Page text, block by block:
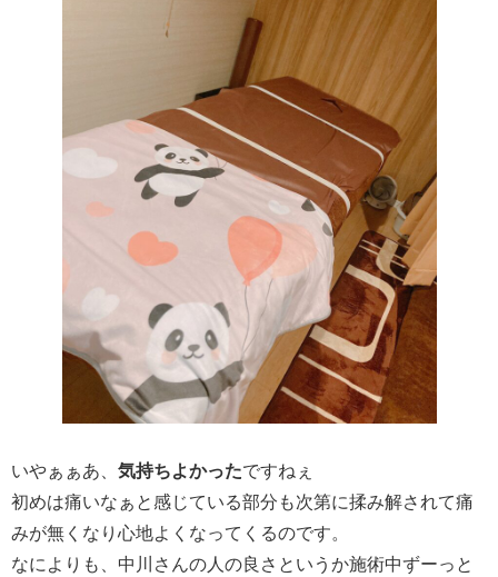
いやぁぁあ、 気持ちよかったですねぇ
初めは痛いなぁと感じている部分も次第に揉み解されて痛
みが無くなり心地よくなってくるのです。
なによりも、中川さんの人の良さというか施術中ずーっと